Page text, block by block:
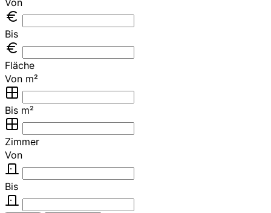
Von
Bis
Fläche
Von m²
Bis m²
Zimmer
Von
Bis